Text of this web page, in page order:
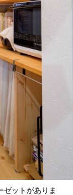
ゼットがありま